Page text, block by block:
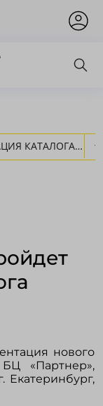
КАТАЛОГА
нового
«Партнер»,
Екатеринбург,